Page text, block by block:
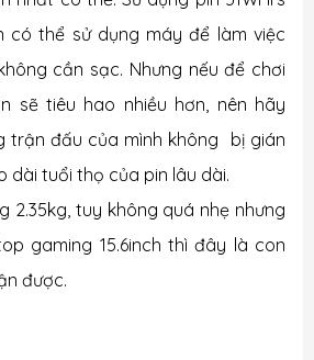
có thể sử dụng máy để làm việc
cần sạc. Nhưng nếu để chơi
sẽ tiêu hao nhiều hơn, nên hãy
trận đấu của mình không bị gián
dài tuổi thọ của pin lâu dài.
2.35kg, tuy không quá nhẹ nhưng
gaming 15.6inch thì đây là con
được.